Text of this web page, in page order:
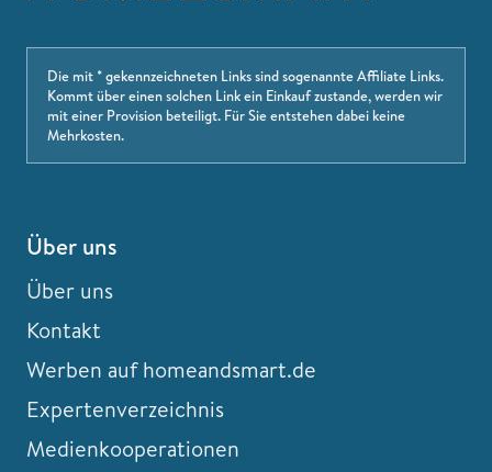
Die mit * gekennzeichneten Links sind sogenannte Affiliate Links.
Kommt über einen solchen Link ein Einkauf zustande, werden wir
mit einer Provision beteiligt. Für Sie entstehen dabei keine
Mehrkosten.
Über uns
Über uns
Kontakt
Werben auf homeandsmart.de
Expertenverzeichnis
Medienkooperationen